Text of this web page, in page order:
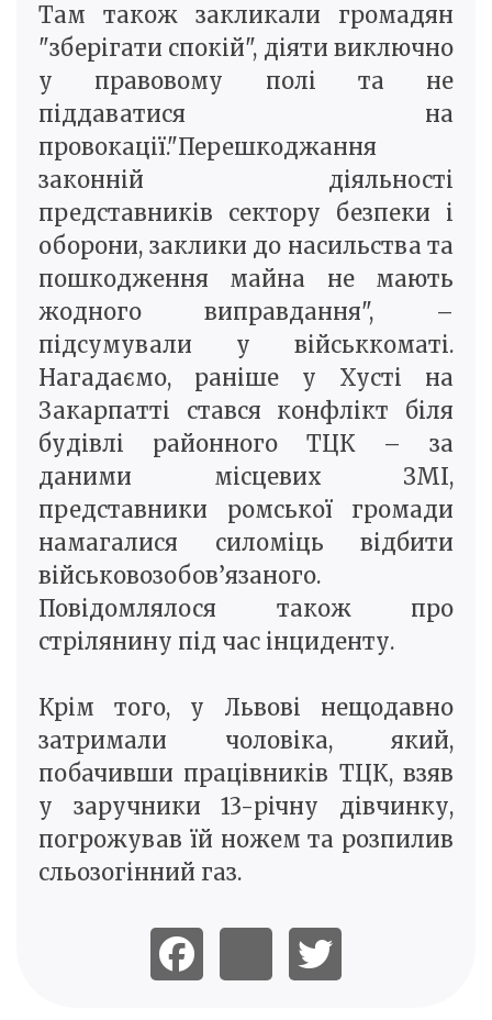
Там також закликали громадян
"зберігати спокій", діяти виключно
у правовому полі та не
піддаватися на
провокації."Перешкоджання
законній діяльності
представників сектору безпеки і
оборони, заклики до насильства та
пошкодження майна не мають
жодного виправдання", –
підсумували у військкоматі.
Нагадаємо, раніше у Хусті на
Закарпатті стався конфлікт біля
будівлі районного ТЦК – за
даними місцевих ЗМІ,
представники ромської громади
намагалися силоміць відбити
військовозобов’язаного.
Повідомлялося також про
стрілянину під час інциденту.
Крім того, у Львові нещодавно
затримали чоловіка, який,
побачивши працівників ТЦК, взяв
у заручники 13-річну дівчинку,
погрожував їй ножем та розпилив
сльозогінний газ.